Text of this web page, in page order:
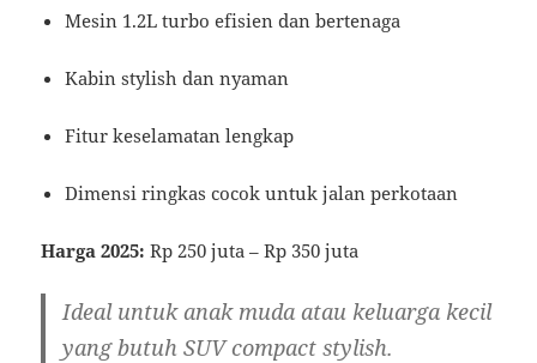
Mesin 1.2L turbo efisien dan bertenaga
Kabin stylish dan nyaman
Fitur keselamatan lengkap
Dimensi ringkas cocok untuk jalan perkotaan
Harga 2025: Rp 250 juta – Rp 350 juta
Ideal untuk anak muda atau keluarga kecil
yang butuh SUV compact stylish.